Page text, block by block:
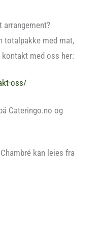
totalpakke med mat,
med oss her:
oss/
Cateringo.no og
kan leies fra